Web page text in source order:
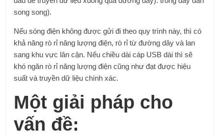
song song).
Nếu sóng điện không được gửi đi theo quy trình này, thì có
khả năng rò rỉ năng lượng điện, rò rỉ từ đường dây và lan
sang khu vực lân cận. Nếu chiều dài cáp USB dài thì sẽ
khó ngăn rò rỉ năng lượng điện cũng như đạt được hiệu
suất và truyền dữ liệu chính xác.
Một giải pháp cho
vấn đề: